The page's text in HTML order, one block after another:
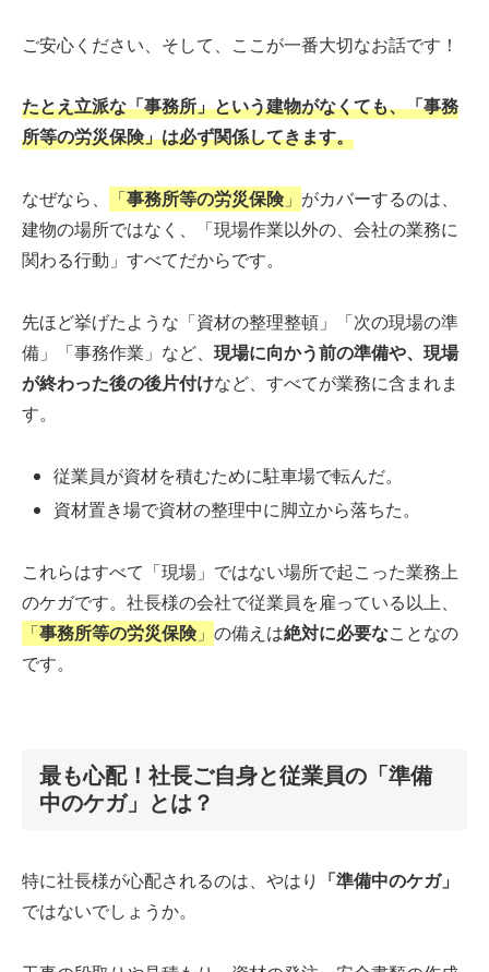
ご安心ください、そして、ここが一番大切なお話です！
たとえ立派な「事務所」という建物がなくても、「事務
所等の労災保険」は必ず関係してきます。
なぜなら、 「事務所等の労災保険」 がカバーするのは、
建物の場所ではなく、「現場作業以外の、会社の業務に
関わる行動」すべてだからです。
先ほど挙げたような「資材の整理整頓」「次の現場の準
備」「事務作業」など、 現場に向かう前の準備や、現場
が終わった後の後片付けなど、すべてが業務に含まれま
す。
従業員が資材を積むために駐車場で転んだ。
資材置き場で資材の整理中に脚立から落ちた。
これらはすべて「現場」ではない場所で起こった業務上
のケガです。社長様の会社で従業員を雇っている以上、
「事務所等の労災保険」 の備えは絶対に必要なことなの
です。
最も心配！社長ご自身と従業員の「準備
中のケガ」とは？
特に社長様が心配されるのは、やはり 「準備中のケガ」
ではないでしょうか。